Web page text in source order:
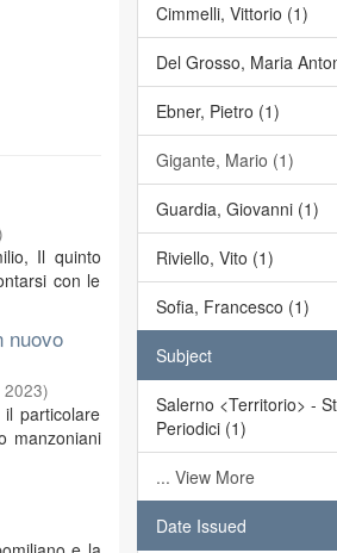
Il quinto
con le
nuovo
2023)
particolare
manzoniani
Cimmelli, Vittorio (1)
Del Grosso, Maria
Ebner, Pietro (1)
Gigante, Mario (1)
Guardia, Giovanni (1)
Riviello, Vito (1)
Sofia, Francesco (1)
Subject
Salerno <Territorio> -
Periodici (1)
... View More
Date Issued